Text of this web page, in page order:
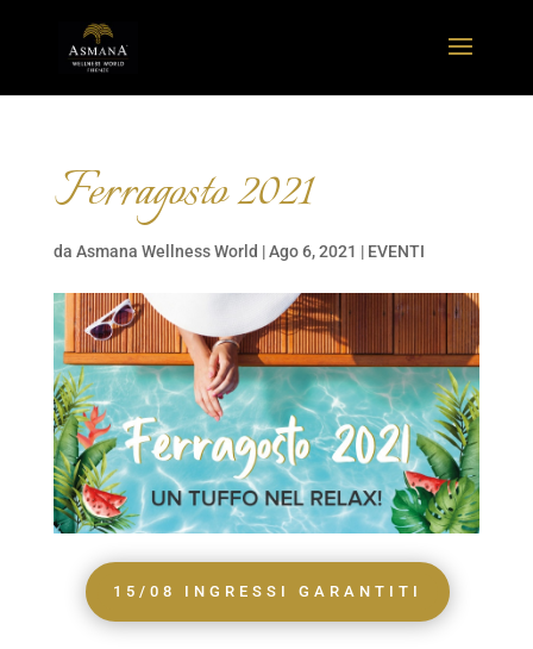
Ferragosto 2021
da Asmana Wellness World |Ago 6, 2021 | EVENTI
15/08 INGRESSI GARANTITI